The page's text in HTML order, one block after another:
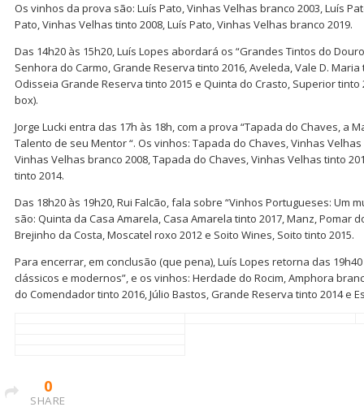
Os vinhos da prova são: Luís Pato, Vinhas Velhas branco 2003, Luís
Pato, Vinhas Velhas tinto 2008, Luís Pato, Vinhas Velhas branco 2019.
Das 14h20 às 15h20, Luís Lopes abordará os “Grandes Tintos do
Senhora do Carmo, Grande Reserva tinto 2016, Aveleda, Vale D. Maria
Odisseia Grande Reserva tinto 2015 e Quinta do Crasto, Superior
box).
Jorge Lucki entra das 17h às 18h, com a prova “Tapada do Chaves, a
Talento de seu Mentor “. Os vinhos: Tapada do Chaves, Vinhas
Vinhas Velhas branco 2008, Tapada do Chaves, Vinhas Velhas tinto
tinto 2014.
Das 18h20 às 19h20, Rui Falcão, fala sobre “Vinhos Portugueses: Um
são: Quinta da Casa Amarela, Casa Amarela tinto 2017, Manz, Pomar
Brejinho da Costa, Moscatel roxo 2012 e Soito Wines, Soito tinto 2015.
Para encerrar, em conclusão (que pena), Luís Lopes retorna das 19h40
clássicos e modernos”, e os vinhos: Herdade do Rocim, Amphora
do Comendador tinto 2016, Júlio Bastos, Grande Reserva tinto 2014 e
0
SHARE